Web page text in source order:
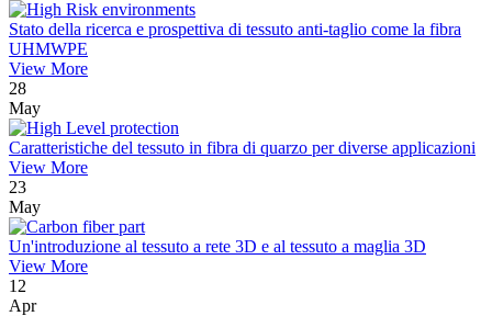
Stato della ricerca e prospettiva di tessuto anti-taglio come la fibra
UHMWPE
View More
28
May
Caratteristiche del tessuto in fibra di quarzo per diverse applicazioni
View More
23
May
Un'introduzione al tessuto a rete 3D e al tessuto a maglia 3D
View More
12
Apr